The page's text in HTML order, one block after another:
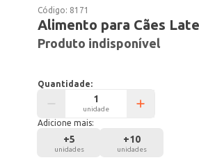
Código: 8171
Alimento para Cães
Produto indisponível
Quantidade:
unidade
Adicione mais:
+5
unidades
+10
unidades